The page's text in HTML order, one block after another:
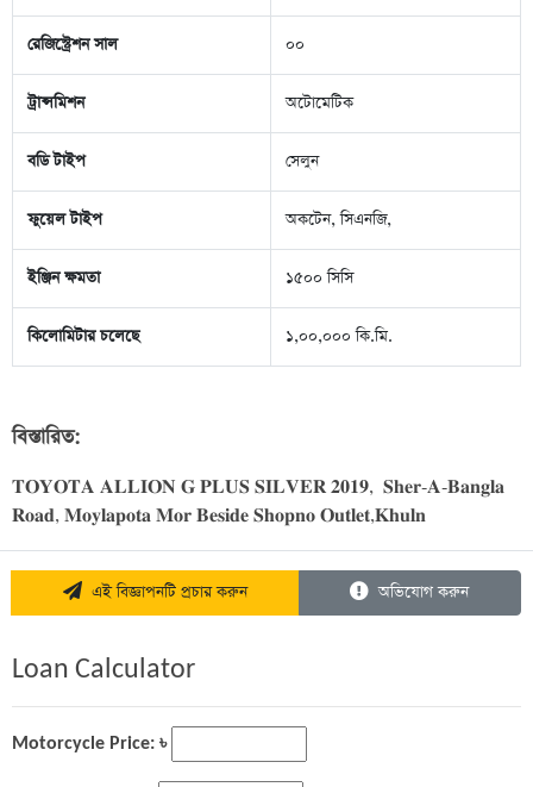
রেজিস্ট্রেশন সাল ০০
ট্রান্সমিশন অটোমেটিক
বডি টাইপ সেলুন
ফুয়েল টাইপ অকটেন, সিএনজি,
ইঞ্জিন ক্ষমতা ১৫০০ সিসি
কিলোমিটার চলেছে ১,০০,০০০ কি.মি.
বিস্তারিত:
𝐓𝐎𝐘𝐎𝐓𝐀 𝐀𝐋𝐋𝐈𝐎𝐍 𝐆 𝐏𝐋𝐔𝐒 𝐒𝐈𝐋𝐕𝐄𝐑 𝟐𝟎𝟏𝟗,  𝐒𝐡𝐞𝐫-𝐀-𝐁𝐚𝐧𝐠𝐥𝐚
𝐑𝐨𝐚𝐝, 𝐌𝐨𝐲𝐥𝐚𝐩𝐨𝐭𝐚 𝐌𝐨𝐫 𝐁𝐞𝐬𝐢𝐝𝐞 𝐒𝐡𝐨𝐩𝐧𝐨 𝐎𝐮𝐭𝐥𝐞𝐭,𝐊𝐡𝐮𝐥𝐧
এই বিজ্ঞাপনটি প্রচার করুন অভিযোগ করুন
Loan Calculator
Motorcycle Price: ৳